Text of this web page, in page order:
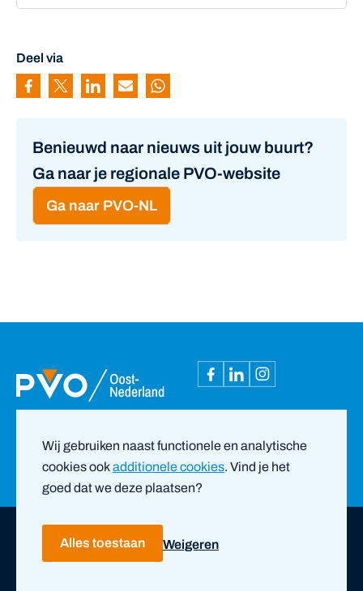
Wij gebruiken naast functionele en analytische
cookies ookadditionele cookies. Vind je het
goed dat we deze plaatsen?
Alles toestaan Weigeren
Deel via
Pagina delen via Facebook
Pagina delen via Twitter
Pagina delen via Linkedin
Pagina delen via Mail
Pagina delen via Whatsapp
Benieuwd naar nieuws uit jouw buurt?
Ga naar je regionale PVO-website
Ga naar PVO-NL
Copyright ©2026PVO Oost-Nederland |